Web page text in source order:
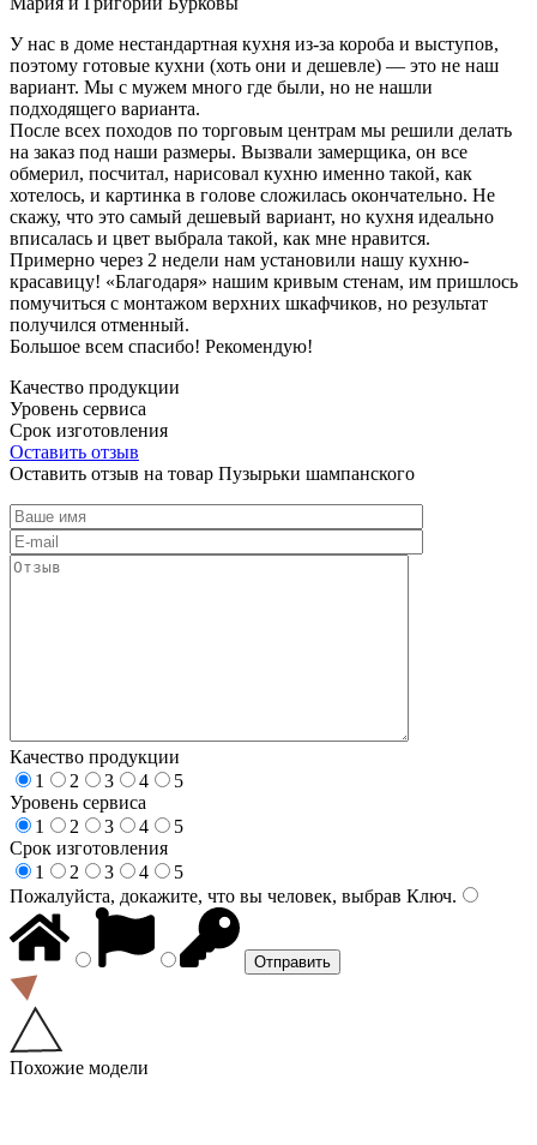
У нас в доме нестандартная кухня из-за короба и выступов,
поэтому готовые кухни (хоть они и дешевле) — это не наш
вариант. Мы с мужем много где были, но не нашли
подходящего варианта.
После всех походов по торговым центрам мы решили делать
на заказ под наши размеры. Вызвали замерщика, он все
обмерил, посчитал, нарисовал кухню именно такой, как
хотелось, и картинка в голове сложилась окончательно. Не
скажу, что это самый дешевый вариант, но кухня идеально
вписалась и цвет выбрала такой, как мне нравится.
Примерно через 2 недели нам установили нашу кухню-
красавицу! «Благодаря» нашим кривым стенам, им пришлось
помучиться с монтажом верхних шкафчиков, но результат
получился отменный.
Большое всем спасибо! Рекомендую!
Качество продукции
Уровень сервиса
Срок изготовления
Оставить отзыв
Оставить отзыв на товар Пузырьки шампанского
Качество продукции
1
2 3 4
5
Уровень сервиса
1
2 3 4
5
Срок изготовления
1
2 3 4
5
Пожалуйста, докажите, что вы человек, выбрав Ключ.
Похожие модели